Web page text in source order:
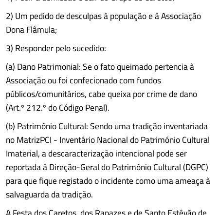
2) Um pedido de desculpas à população e à Associação
Dona Flâmula;
3) Responder pelo sucedido:
(a) Dano Patrimonial: Se o fato queimado pertencia à
Associação ou foi confecionado com fundos
públicos/comunitários, cabe queixa por crime de dano
(Art.º 212.º do Código Penal).
(b) Património Cultural: Sendo uma tradição inventariada
no MatrizPCI - Inventário Nacional do Património Cultural
Imaterial, a descaracterização intencional pode ser
reportada à Direção-Geral do Património Cultural (DGPC)
para que fique registado o incidente como uma ameaça à
salvaguarda da tradição.